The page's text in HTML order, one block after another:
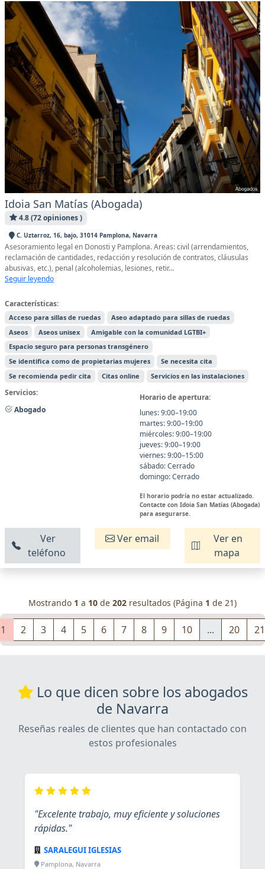
Idoia San Matías (Abogada)
4.8 (72 opiniones )
C. Uztarroz, 16, bajo, 31014 Pamplona, Navarra
Asesoramiento legal en Donosti y Pamplona. Areas: civil (arrendamientos,
reclamación de cantidades, redacción y resolución de contratos, cláusulas
abusivas, etc.), penal (alcoholemias, lesiones, retir...
Seguir leyendo
Características:
Acceso para sillas de ruedas
Aseo adaptado para sillas de ruedas
Aseos
Aseos unisex
Amigable con la comunidad LGTBI+
Espacio seguro para personas transgénero
Se identifica como de propietarias mujeres
Se necesita cita
Se recomienda pedir cita
Citas online Servicios en las instalaciones
Servicios:
Abogado
Horario de apertura:
lunes: 9:00–19:00
martes: 9:00–19:00
miércoles: 9:00–19:00
jueves: 9:00–19:00
viernes: 9:00–15:00
sábado: Cerrado
domingo: Cerrado
El horario podría no estar actualizado.
Contacte con Idoia San Matías (Abogada)
para asegurarse.
Ver
teléfono
Ver email
Ver en
mapa
Mostrando 1 a 10 de 202 resultados (Página 1 de 21)
1 2 3 4 5 6 7 8 9 10 ... 20 21
Lo que dicen sobre los abogados
de Navarra
Reseñas reales de clientes que han contactado con
estos profesionales
"Excelente trabajo, muy eficiente y soluciones
rápidas."
SARALEGUI IGLESIAS
Pamplona, Navarra